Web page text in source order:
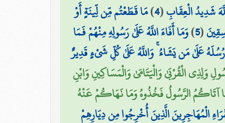
شَدِيدُ الْعِقَابِ(
4
)مَا قَطَعْتُم مِّن لِّينَةٍ أَوْ
(
5
)وَمَا أَفَاءَ اللَّهُ عَلَىٰ رَسُولِهِ مِنْهُمْ فَمَا
عَلَىٰ مَن يَشَاءُ ۚ وَاللَّهُ عَلَىٰ كُلِّ شَيْءٍ قَدِيرٌ
وَلِذِي الْقُرْبَىٰ وَالْيَتَامَىٰ وَالْمَسَاكِينِ وَابْنِ
آتَاكُمُ الرَّسُولُ فَخُذُوهُ وَمَا نَهَاكُمْ عَنْهُ
الْمُهَاجِرِينَ الَّذِينَ أُخْرِجُوا مِن دِيَارِهِمْ